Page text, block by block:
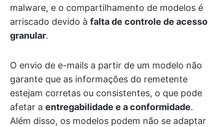
malware, e o compartilhamento de modelos é
arriscado devido à falta de controle de acesso
granular.
O envio de e-mails a partir de um modelo não
garante que as informações do remetente
estejam corretas ou consistentes, o que pode
afetar a entregabilidade e a conformidade.
Além disso, os modelos podem não se adaptar